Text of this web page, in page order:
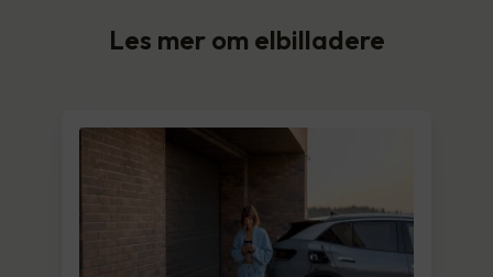
Les mer om elbilladere